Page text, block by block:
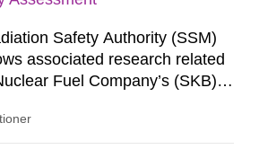
Safety Authority (SSM)
associated research related
Fuel Company’s (SKB)
encapsulation facility.